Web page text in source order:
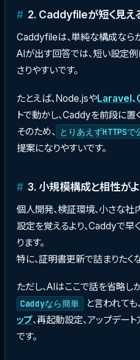
2. Caddyfileが短く見え
Caddyfileは、単純な構成なら
AIが出す回答では、短い設定
さりやすいです。
たとえば、Node.jsやLaravel、
トで動かし、Caddyを前段に置
そのため、
とりあえずHTTPS
提案になりやすいです。
3. 小規模構成と相性が
個人開発、検証環境、小さな社
設定を覚えるより、Caddyで
ります。
特に、証明書更新で詰まりたく
ただし、AIはここで話を省略し
Caddyなら簡単 と言われても
ップ、再起動設定、アップデー
です。